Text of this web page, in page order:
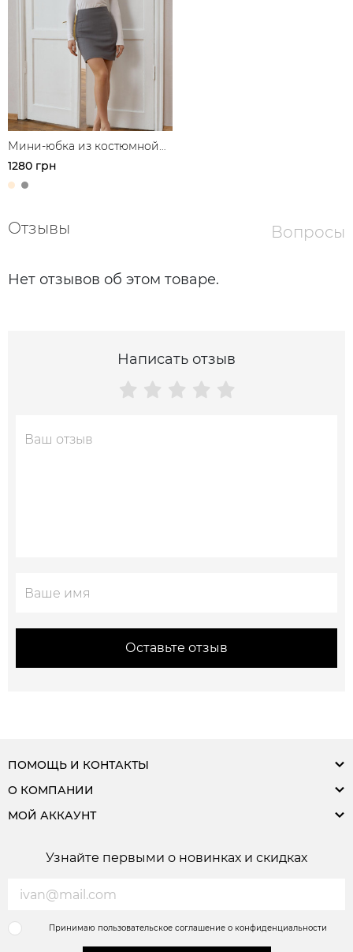
Мини-юбка из костюмной
ткани
1280 грн
Отзывы Вопросы
Нет отзывов об этом товаре.
Написать отзыв
Оставьте отзыв
ПОМОЩЬ И КОНТАКТЫ
О КОМПАНИИ
МОЙ АККАУНТ
Узнайте первыми о новинках и скидках
Принимаю пользовательское соглашение о конфиденциальности